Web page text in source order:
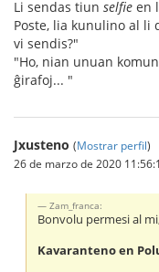
Li sendas tiun selfie en
Poste, lia kunulino al li
vi sendis?"
"Ho, nian unuan
ĝirafoj... "
Jxusteno (Mostrar perfil)
26 de marzo de 2020
Zam_franca:
Bonvolu permesi al
Kavaranteno en